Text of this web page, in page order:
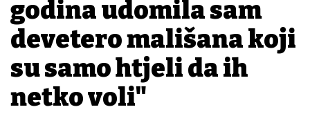
godina udomila sam
devetero mališana koji
su samo htjeli da ih
netko voli"